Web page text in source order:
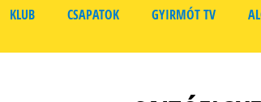
KLUB CSAPATOK GYIRMÓT TV